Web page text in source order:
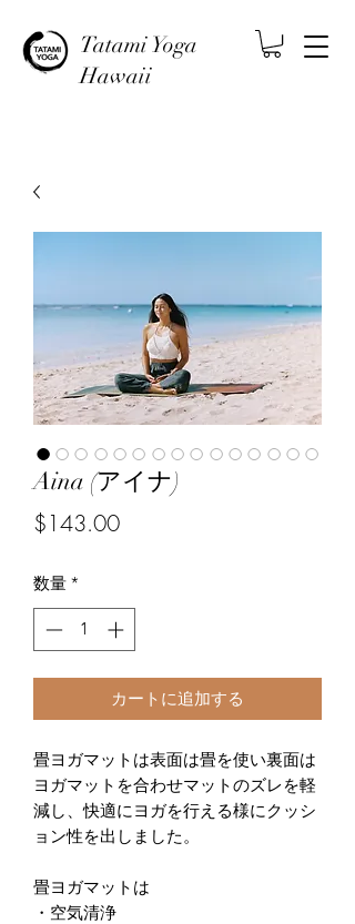
Tatami Yoga
Hawaii
Aina (アイナ)
$143.00価
数量 *
カートに追加する
畳ヨガマットは表面は畳を使い裏面は
ヨガマットを合わせマットのズレを軽
減し、快適にヨガを行える様にクッシ
ョン性を出しました。
畳ヨガマットは
・空気清浄